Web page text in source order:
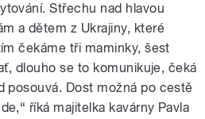
Střechu nad hlavou
a dětem z Ukrajiny, které
čekáme tři maminky, šest
dlouho se to komunikuje, čeká
posouvá. Dost možná po cestě
říká majitelka kavárny Pavla